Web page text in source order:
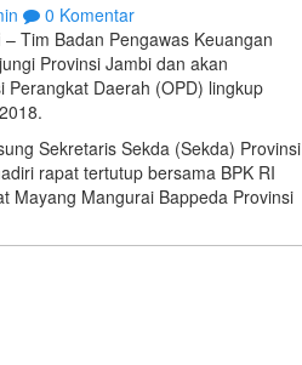
0 Komentar
– Tim Badan Pengawas Keuangan
Provinsi Jambi dan akan
Perangkat Daerah (OPD) lingkup
Sekretaris Sekda (Sekda) Provinsi
rapat tertutup bersama BPK RI
Mayang Mangurai Bappeda Provinsi